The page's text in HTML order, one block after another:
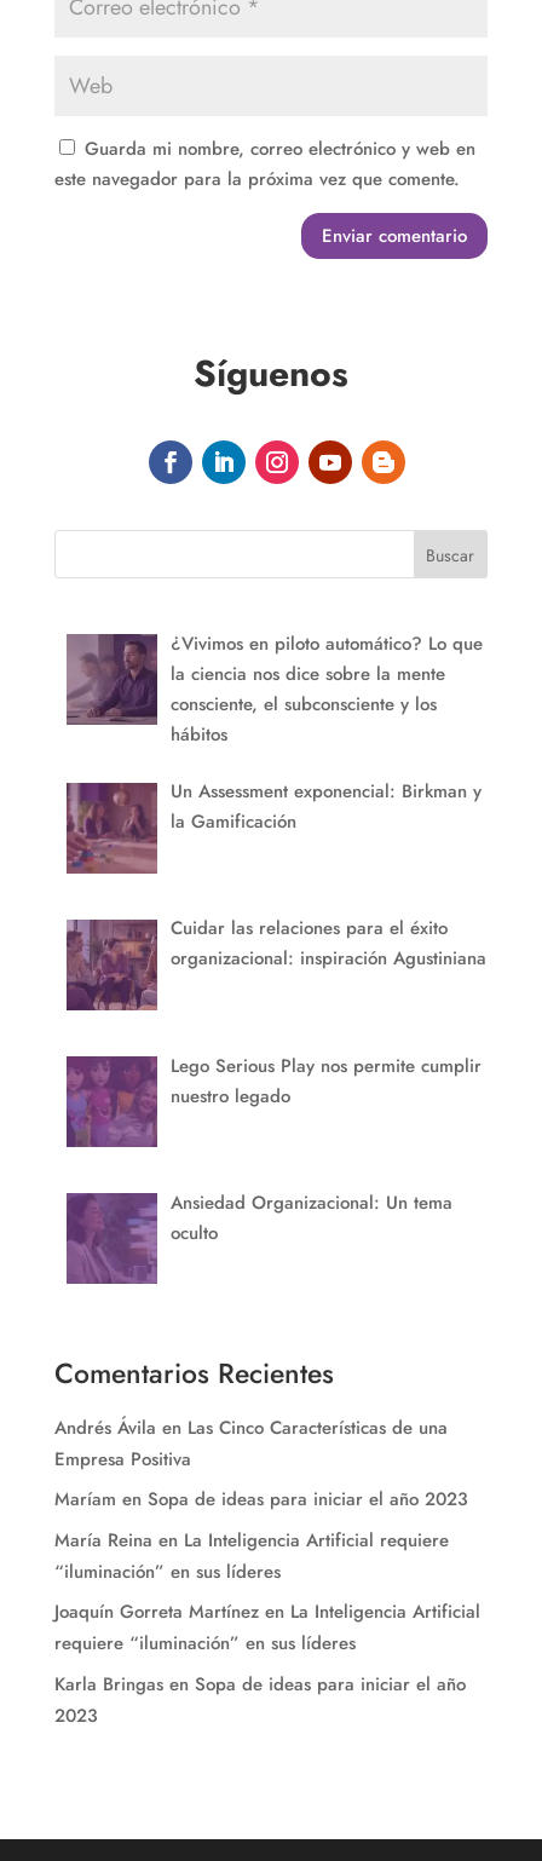
Guarda mi nombre, correo electrónico y web en
este navegador para la próxima vez que comente.
Enviar comentario
Síguenos
Buscar
¿Vivimos en piloto automático? Lo que
la ciencia nos dice sobre la mente
consciente, el subconsciente y los
hábitos
Un Assessment exponencial: Birkman y
la Gamificación
Cuidar las relaciones para el éxito
organizacional: inspiración Agustiniana
Lego Serious Play nos permite cumplir
nuestro legado
Ansiedad Organizacional: Un tema
oculto
Comentarios Recientes
Andrés Ávila en Las Cinco Características de una
Empresa Positiva
Maríam en Sopa de ideas para iniciar el año 2023
María Reina en La Inteligencia Artificial requiere
“iluminación” en sus líderes
Joaquín Gorreta Martínezen La Inteligencia Artificial
requiere “iluminación” en sus líderes
Karla Bringasen Sopa de ideas para iniciar el año
2023